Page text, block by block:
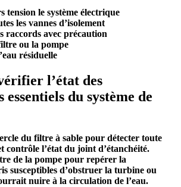
tension le système électrique
les vannes d’isolement
raccords avec précaution
ou la pompe
résiduelle
l’état des
essentiels du système de
du filtre à sable pour détecter toute
contrôle l’état du joint d’étanchéité.
de la pompe pour repérer la
susceptibles d’obstruer la turbine ou
nuire à la circulation de l’eau.